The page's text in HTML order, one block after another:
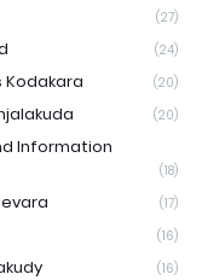
(27)
(24)
Kodakara (20)
(20)
Information
(18)
(17)
(16)
(16)